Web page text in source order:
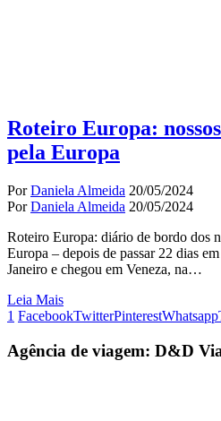
Roteiro Europa:
pela Europa
PorDaniela Almeida 20/05/2024
PorDaniela Almeida 20/05/2024
Roteiro Europa: diário de bordo dos
Europa – depois de passar 22 dias
Janeiro e chegou em Veneza, na…
Leia Mais
1 FacebookTwitterPinterestWhatsapp
Agência de viagem: D&D